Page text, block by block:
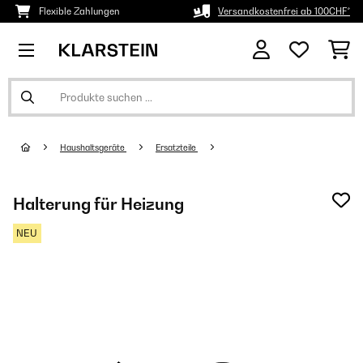
Flexible Zahlungen Versandkostenfrei ab 100CHF*
Haushaltsgeräte Ersatzteile
Halterung für Heizung
NEU